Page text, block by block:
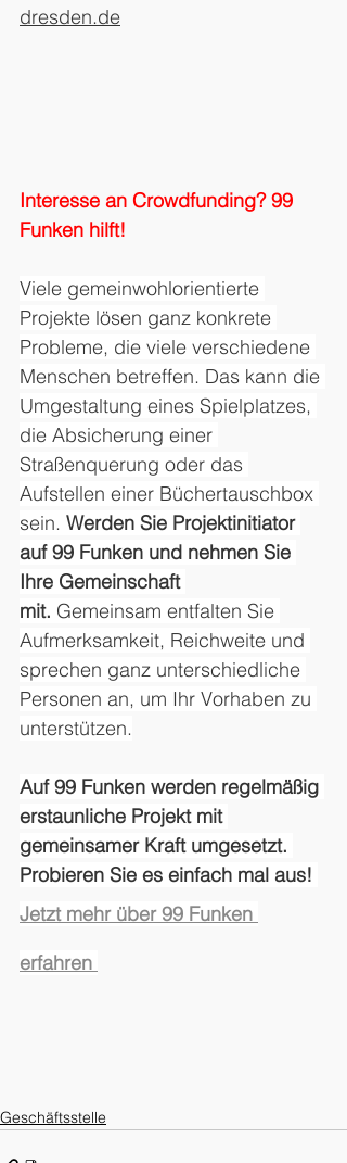
dresden.de
Interesse an Crowdfunding? 99
Funken hilft!
Viele gemeinwohlorientierte
Projekte lösen ganz konkrete
Probleme, die viele verschiedene
Menschen betreffen. Das kann die
Umgestaltung eines Spielplatzes,
die Absicherung einer
Straßenquerung oder das
Aufstellen einer Büchertauschbox
sein. Werden Sie Projektinitiator
auf 99 Funken und nehmen Sie
Ihre Gemeinschaft
mit. Gemeinsam entfalten Sie
Aufmerksamkeit, Reichweite und
sprechen ganz unterschiedliche
Personen an, um Ihr Vorhaben zu
unterstützen.
Auf 99 Funken werden regelmäßig
erstaunliche Projekt mit
gemeinsamer Kraft umgesetzt.
Probieren Sie es einfach mal aus!
Jetzt mehr über 99 Funken
erfahren
Geschäftsstelle